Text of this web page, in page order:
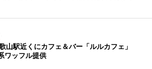
山駅近くにカフェ＆バー「ルルカフェ」
ワッフル提供